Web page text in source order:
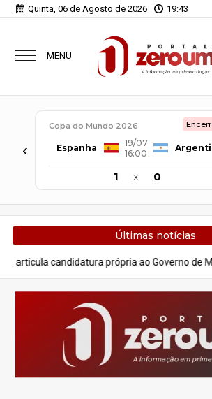
Quinta, 06 de Agosto de 2026 19:43
MENU
‹
Copa do Mundo 2026
Espanha
19/07
16:00
1 x 0
Últimas notícias
própria ao Governo de Minas